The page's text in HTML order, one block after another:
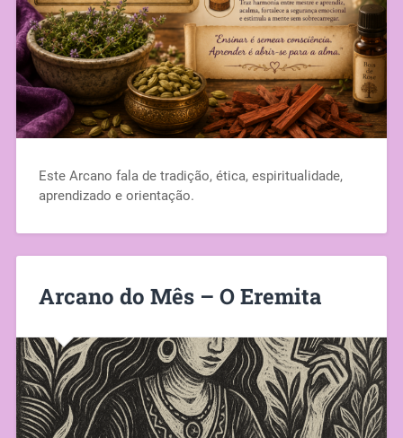
Este Arcano fala de tradição, ética, espiritualidade,
aprendizado e orientação.
Arcano do Mês – O Eremita